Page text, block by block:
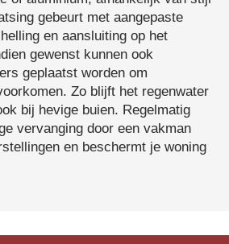
gebeurt met aangepaste
en aansluiting op het
gewenst kunnen ook
geplaatst worden om
Zo blijft het regenwater
bij hevige buien. Regelmatig
vervanging door een vakman
en beschermt je woning